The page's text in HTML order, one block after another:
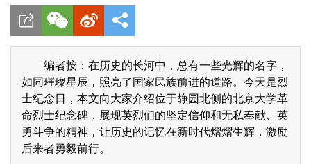
编者按：在历史的长河中，总有一些光辉的名字，
如同璀璨星辰，照亮了国家民族前进的道路。今天是烈
士纪念日，本文向大家介绍位于静园北侧的北京大学革
命烈士纪念碑，展现英烈们的坚定信仰和无私奉献、英
勇斗争的精神，让历史的记忆在新时代熠熠生辉，激励
后来者勇毅前行。